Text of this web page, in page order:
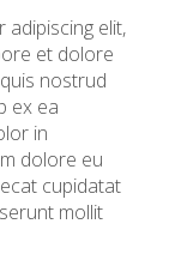
elit,
et dolore
nostrud
ex ea
in
dolore eu
cupidatat
mollit